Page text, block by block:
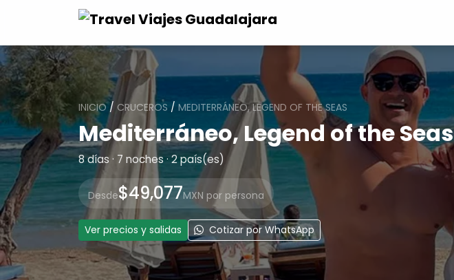
INICIO/ CRUCEROS / MEDITERRÁNEO, LEGEND OF THE SEAS
Mediterráneo, Legend of the Seas
8 días · 7 noches · 2 país(es)
Desde$49,077MXN por persona
Ver precios y salidas Cotizar por WhatsApp